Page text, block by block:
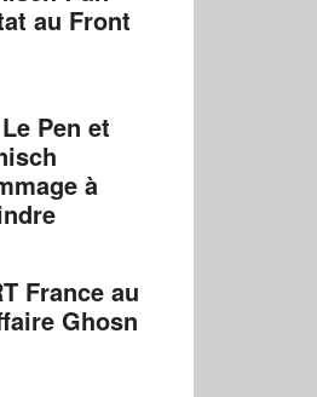
au Front
Pen et
à
France au
Ghosn